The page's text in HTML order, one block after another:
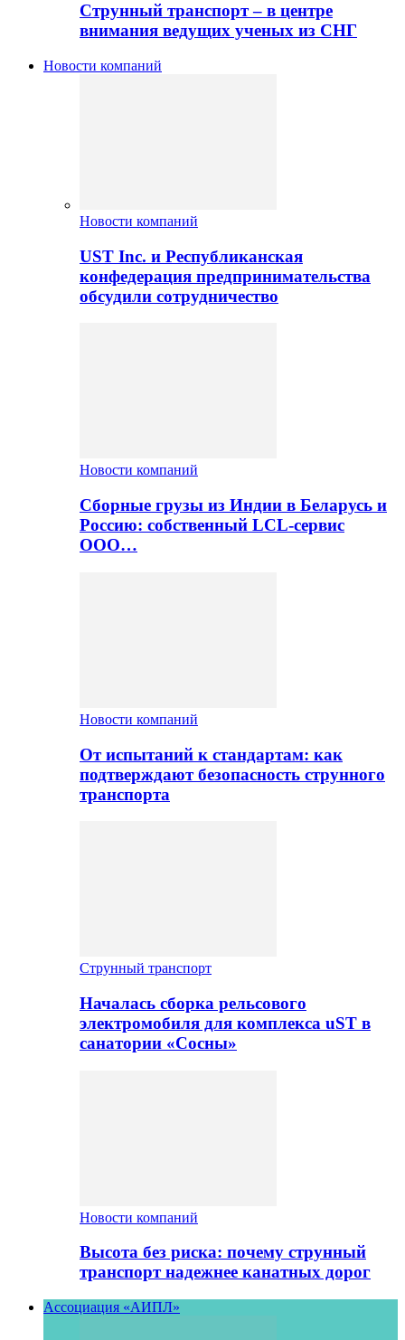
Струнный транспорт – в центре
внимания ведущих ученых из СНГ
Новости компаний
Новости компаний
UST Inc. и Республиканская
конфедерация предпринимательства
обсудили сотрудничество
Новости компаний
Сборные грузы из Индии в Беларусь и
Россию: собственный LCL-сервис
ООО…
Новости компаний
От испытаний к стандартам: как
подтверждают безопасность струнного
транспорта
Струнный транспорт
Началась сборка рельсового
электромобиля для комплекса uST в
санатории «Сосны»
Новости компаний
Высота без риска: почему струнный
транспорт надежнее канатных дорог
Ассоциация «АИПЛ»